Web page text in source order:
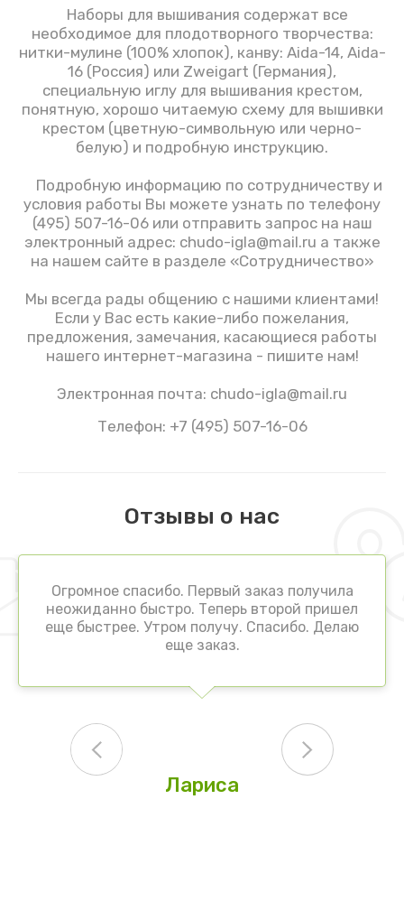
Наборы для вышивания содержат все
необходимое для плодотворного творчества:
нитки-мулине (100% хлопок), канву: Aida-14, Aida-
16 (Россия) или Zweigart (Германия),
специальную иглу для вышивания крестом,
понятную, хорошо читаемую схему для вышивки
крестом (цветную-символьную или черно-
белую) и подробную инструкцию.
Подробную информацию по сотрудничеству и
условия работы Вы можете узнать по телефону
(495) 507-16-06 или отправить запрос на наш
электронный адрес: chudo-igla@mail.ru а также
на нашем сайте в разделе «Сотрудничество»
Мы всегда рады общению с нашими клиентами!
Если у Вас есть какие-либо пожелания,
предложения, замечания, касающиеся работы
нашего интернет-магазина - пишите нам!
Электронная почта: chudo-igla@mail.ru
Телефон: +7 (495) 507-16-06
Отзывы о нас
Огромное спасибо. Первый заказ получила
неожиданно быстро. Теперь второй пришел
еще быстрее. Утром получу. Спасибо. Делаю
еще заказ.
Лариса